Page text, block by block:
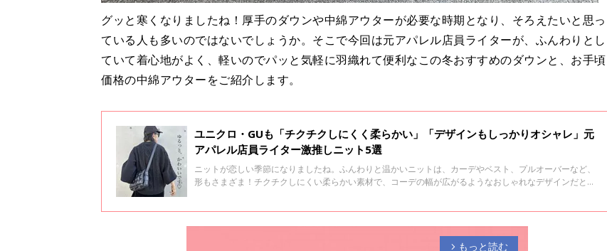
グッと寒くなりましたね！厚手のダウンや中綿アウターが必要な時期となり、そろえたいと思っ
ている人も多いのではないでしょうか。そこで今回は元アパレル店員ライターが、ふんわりとし
ていて着心地がよく、軽いのでパッと気軽に羽織れて便利なこの冬おすすめのダウンと、お手頃
価格の中綿アウターをご紹介します。
ユニクロ・GUも「チクチクしにくく柔らかい」「デザインもしっかりオシャレ」元
アパレル店員ライター激推しニット5選
ニットが恋しい季節になりましたね。ふんわりと温かいニットは、カーデやベスト、プルオーバーなど、
形もさまざま！チクチクしにくい柔らかい素材で、コーデの幅が広がるようなおしゃれなデザインだと嬉
arrow_forward_ios もっと読む